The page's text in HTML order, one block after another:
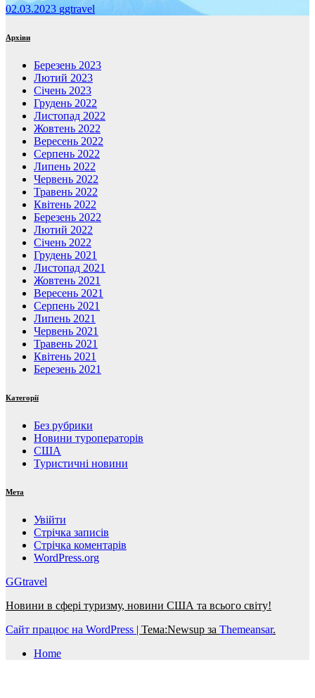
02.03.2023 ggtravel
Архіви
Березень 2023
Лютий 2023
Січень 2023
Грудень 2022
Листопад 2022
Жовтень 2022
Вересень 2022
Серпень 2022
Липень 2022
Червень 2022
Травень 2022
Квітень 2022
Березень 2022
Лютий 2022
Січень 2022
Грудень 2021
Листопад 2021
Жовтень 2021
Вересень 2021
Серпень 2021
Липень 2021
Червень 2021
Травень 2021
Квітень 2021
Березень 2021
Категорії
Без рубрики
Новини туроператорів
США
Туристичні новини
Мета
Увійти
Стрічка записів
Стрічка коментарів
WordPress.org
GGtravel
Новини в сфері туризму, новини США та всього світу!
Сайт працює на WordPress | Тема:Newsup за Themeansar.
Home